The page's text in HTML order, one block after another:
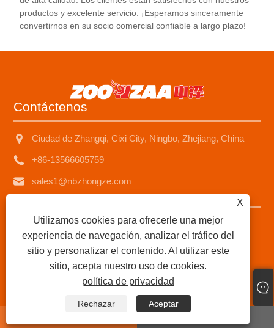
productos y excelente servicio. ¡Esperamos sinceramente
convertirnos en su socio comercial confiable a largo plazo!
Contáctenos
Ciudad de Zhangqi, Cixi City, Ningbo, Zhejiang, China
+86-13566605759
sales1@nbzhongze.com
Copyright © 2023 Ningbo Zhongze Electronics Co., Ltd. -
Calentador de queroseno de China, estufa de queroseno,
proveedores de calentadores de queroseno de chimenea
metálica - Todos los derechos reservados.
Sitemap|RSS| XML|política de privacidad
X
Utilizamos cookies para ofrecerle una mejor
experiencia de navegación, analizar el tráfico del
sitio y personalizar el contenido. Al utilizar este
sitio, acepta nuestro uso de cookies.
política de privacidad
Rechazar Aceptar